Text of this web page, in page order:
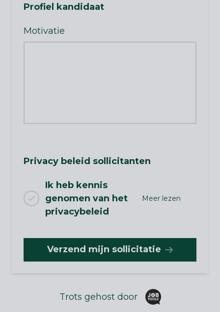
Profiel kandidaat
Motivatie
Privacy beleid sollicitanten
Ik heb kennis
genomen van het
privacybeleid
Meer lezen
Verzend mijn sollicitatie
Trots gehost door